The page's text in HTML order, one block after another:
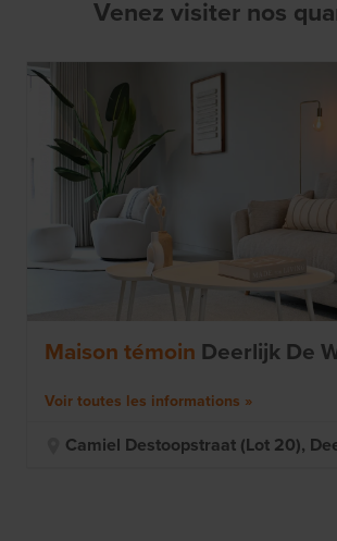
conseiller clientèle vous mettra en
cuisine, de la salle de bain et plus
tout de près grâce à l'aperçu personnel
portail client. Bienvenue dans le quartier
Venez visiter nos
Maison témoin Deerlijk De
Voir toutes les informations
Camiel Destoopstraat (lot 20),